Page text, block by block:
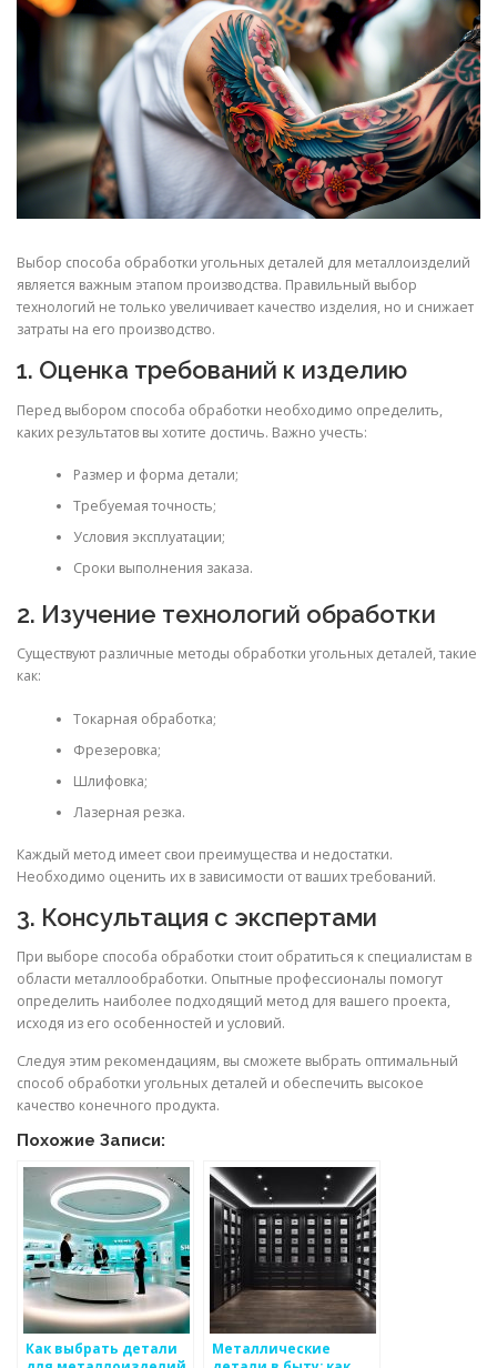
СТАТЬИ
Выбор способа обработки угольных деталей для металлоизделий
является важным этапом производства. Правильный выбор
технологий не только увеличивает качество изделия, но и снижает
затраты на его производство.
1. Оценка требований к изделию
Перед выбором способа обработки необходимо определить,
каких результатов вы хотите достичь. Важно учесть:
Размер и форма детали;
Требуемая точность;
Условия эксплуатации;
Сроки выполнения заказа.
2. Изучение технологий обработки
Существуют различные методы обработки угольных деталей, такие
как:
Токарная обработка;
Фрезеровка;
Шлифовка;
Лазерная резка.
Каждый метод имеет свои преимущества и недостатки.
Необходимо оценить их в зависимости от ваших требований.
3. Консультация с экспертами
При выборе способа обработки стоит обратиться к специалистам в
области металлообработки. Опытные профессионалы помогут
определить наиболее подходящий метод для вашего проекта,
исходя из его особенностей и условий.
Следуя этим рекомендациям, вы сможете выбрать оптимальный
способ обработки угольных деталей и обеспечить высокое
качество конечного продукта.
Похожие Записи:
Как выбрать детали
Металлические